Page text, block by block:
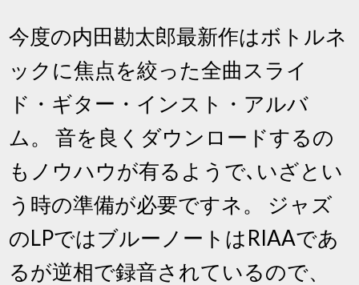
今度の内田勘太郎最新作はボトルネ
ックに焦点を絞った全曲スライ
ド・ギター・インスト・アルバ
ム。 音を良くダウンロードするの
もノウハウが有るようで､いざとい
う時の準備が必要ですネ。 ジャズ
のLPではブルーノートはRIAAであ
るが逆相で録音されているので、